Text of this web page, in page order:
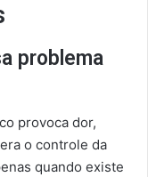
problema
provoca dor,
o controle da
quando existe